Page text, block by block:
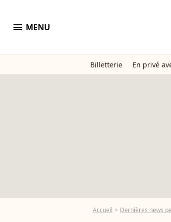
menu MENU
Billetterie En privé
Accueil Dernières news